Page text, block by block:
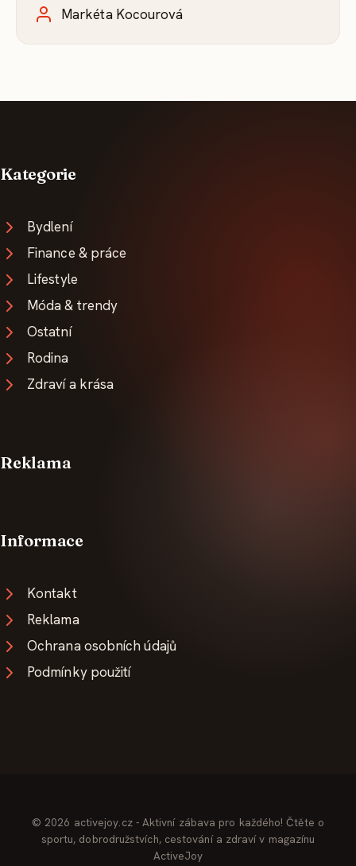
Markéta Kocourová
Kategorie
Bydlení
Finance & práce
Lifestyle
Móda & trendy
Ostatní
Rodina
Zdraví a krása
Reklama
Informace
Kontakt
Reklama
Ochrana osobních údajů
Podmínky použití
© 2026 activejoy.cz - Aktivní zábava pro každého! Čtěte o
sportu, dobrodružstvích, cestování a zdraví v magazínu
ActiveJoy